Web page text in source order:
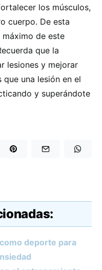
los músculos,
cuerpo. De esta
de este
que la
lesiones y mejorar
que una lesión en el
y superándote
deporte para